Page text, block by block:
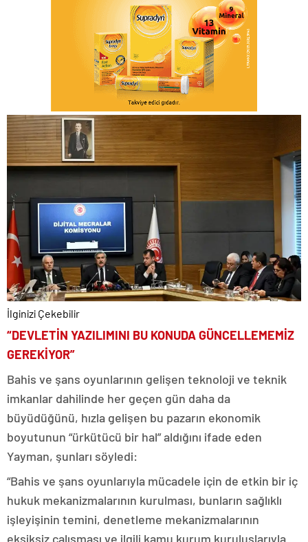
İlginizi Çekebilir
“DEVLETİN YAZILIMINI BU KONUDA GÜNCELLEMEMİZ
GEREKİYOR”
Bahis ve şans oyunlarının gelişen teknoloji ve teknik
imkanlar dahilinde her geçen gün daha da
büyüdüğünü, hızla gelişen bu pazarın ekonomik
boyutunun “ürkütücü bir hal” aldığını ifade eden
Yayman, şunları söyledi:
“Bahis ve şans oyunlarıyla mücadele için de etkin bir iç
hukuk mekanizmalarının kurulması, bunların sağlıklı
işleyişinin temini, denetleme mekanizmalarının
eksiksiz çalışması ve ilgili kamu kurum kuruluşlarıyla